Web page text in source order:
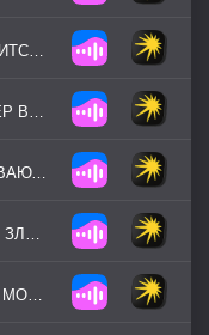
АНСАМБЛЬ ВАЛЕНКИ - КРУТИТСЯ-ВЕРТИТСЯ
ОЛЕГ ПОГУДИН - ТО НЕ ВЕТЕР ВЕТКУ КЛОНИТ
НАДЕЖДА КРЫГИНА - НАЗЫВАЮТ МЕНЯ НЕКРАСИВОЮ
МИХАИЛ КИЗИН - ПЧЁЛОЧКА ЗЛАТАЯ
АНСАМБЛЬ НОВГОРОДСКАЯ МОЗАИКА - ДОРОГОЙ ДЛИННОЮ